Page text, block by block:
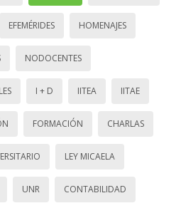
EFEMÉRIDES HOMENAJES
NODOCENTES
I + D IITEA IITAE
FORMACIÓN CHARLAS
LEY MICAELA
UNR CONTABILIDAD